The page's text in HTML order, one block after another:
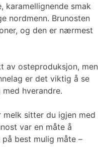
karamellignende smak
nordmenn. Brunosten
og den er nærmest
av osteproduksjon, men
er det viktig å se
hverandre.
sitter du igjen med
var en måte å
best mulig måte –